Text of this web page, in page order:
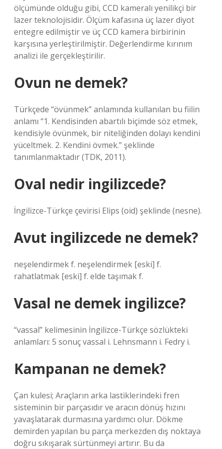
ölçümünde olduğu gibi, CCD kameralı yenilikçi bir
lazer teknolojisidir. Ölçüm kafasına üç lazer diyot
entegre edilmiştir ve üç CCD kamera birbirinin
karşısına yerleştirilmiştir. Değerlendirme kırınım
analizi ile gerçekleştirilir.
Ovun ne demek?
Türkçede “övünmek” anlamında kullanılan bu fiilin
anlamı “1. Kendisinden abartılı biçimde söz etmek,
kendisiyle övünmek, bir niteliğinden dolayı kendini
yüceltmek. 2. Kendini övmek.” şeklinde
tanımlanmaktadır (TDK, 2011).
Oval nedir ingilizcede?
İngilizce-Türkçe çevirisi Elips (oid) şeklinde (nesne).
Avut ingilizcede ne demek?
neşelendirmek f. neşelendirmek [eski] f.
rahatlatmak [eski] f. elde taşımak f.
Vasal ne demek ingilizce?
“vassal” kelimesinin İngilizce-Türkçe sözlükteki
anlamları: 5 sonuç vassal i. Lehnsmann i. Fedry i.
Kampanan ne demek?
Çan kulesi; Araçların arka lastiklerindeki fren
sisteminin bir parçasıdır ve aracın dönüş hızını
yavaşlatarak durmasına yardımcı olur. Dökme
demirden yapılan bu parça merkezden dış noktaya
doğru sıkışarak sürtünmeyi artırır. Bu da